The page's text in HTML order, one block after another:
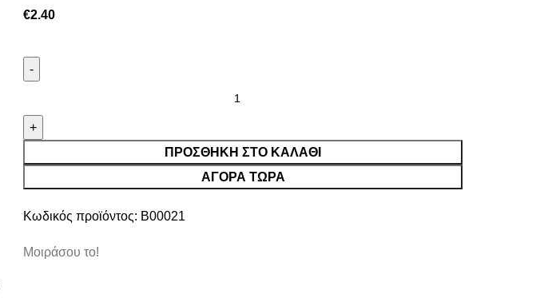
€2.40
ΠΡΟΣΘΉΚΗ ΣΤΟ ΚΑΛΆΘΙ
ΑΓΟΡΑ ΤΩΡΑ
Κωδικός προϊόντος: B00021
Μοιράσου το!